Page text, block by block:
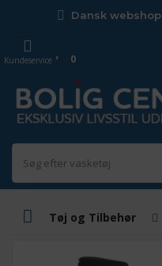
Dansk webshop
Kundeservice 0
Tøj og Tilbehør